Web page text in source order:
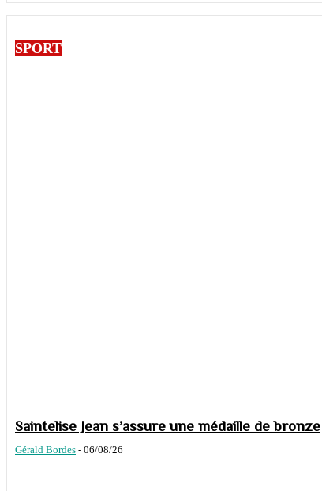
SPORT
Saintelise Jean s’assure une médaille de bronze
Gérald Bordes - 06/08/26